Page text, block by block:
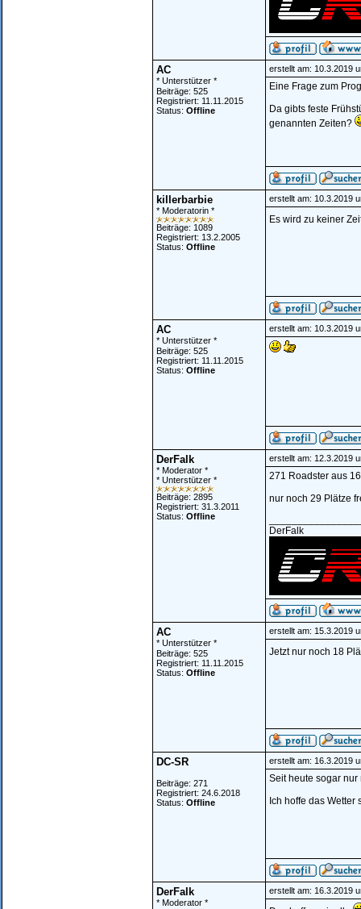
AC
* Unterstützer *
Beiträge: 525
Registriert: 11.11.2015
Status: Offline
erstellt am: 10.3.2019
Eine Frage zum
Da gibts feste
genannten Zeiten?
killerbarbie
* Moderatorin *
Beiträge: 1089
Registriert: 13.2.2005
Status: Offline
erstellt am: 10.3.2019
Es wird zu keiner
AC
* Unterstützer *
Beiträge: 525
Registriert: 11.11.2015
Status: Offline
erstellt am: 10.3.2019
DerFalk
* Moderator *
* Unterstützer *
Beiträge: 2895
Registriert: 31.3.2011
Status: Offline
erstellt am: 12.3.2019
271 Roadster aus
nur noch 29 Plätze
DerFalk
AC
* Unterstützer *
Beiträge: 525
Registriert: 11.11.2015
Status: Offline
erstellt am: 15.3.2019
Jetzt nur noch 18
DC-SR
Beiträge: 271
Registriert: 24.6.2018
Status: Offline
erstellt am: 16.3.2019
Seit heute sogar nur
Ich hoffe das Wetter
DerFalk
* Moderator *
erstellt am: 16.3.2019